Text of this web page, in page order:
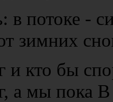
в потоке -
зимних
кто бы
а мы пока В